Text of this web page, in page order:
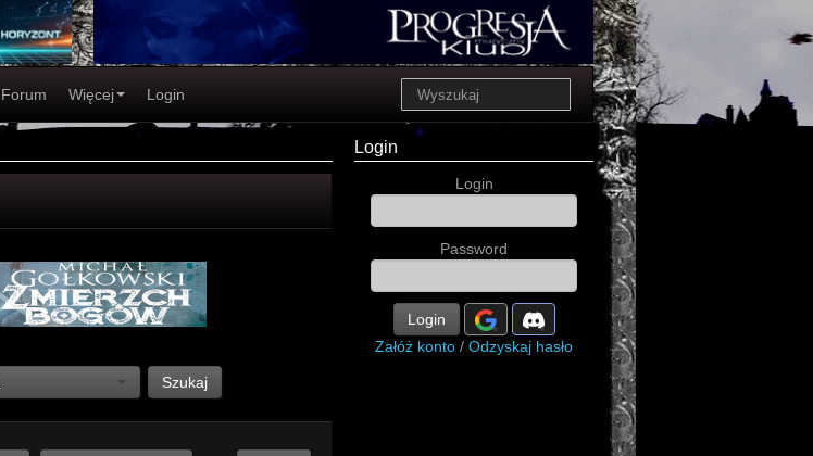
Forum Więcej Login
Szukaj
Login
Login
Password
Login
Załóż konto / Odzyskaj hasło